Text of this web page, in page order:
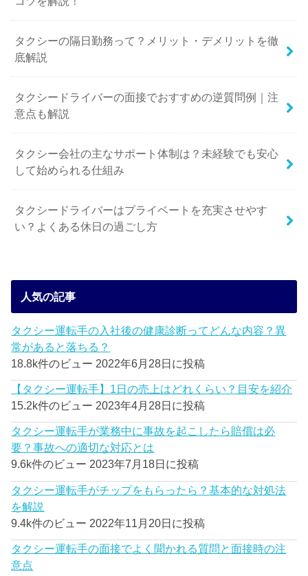
タクシーの隔日勤務って？メリット・デメリットを徹
底解説
タクシードライバーの面接でおすすめの逆質問例｜注
意点も解説
タクシー会社の主なサポート体制は？未経験でも安心
して始められる仕組み
タクシードライバーはプライベートを充実させやす
い？よくある休日の過ごし方
人気の記事
タクシー運転手の入社後の健康診断ってどんな内容？異
常があると落ちる？
18.8k件のビュー 2022年6月28日に投稿
【タクシー運転手】1日の売上はどれくらい？目安を紹介
15.2k件のビュー 2023年4月28日に投稿
タクシー運転手が業務中に事故を起こしたら賠償は必
要？事故への適切な対応とは
9.6k件のビュー 2023年7月18日に投稿
タクシー運転手がチップをもらったら？基本的な対処法
を解説
9.4k件のビュー 2022年11月20日に投稿
タクシー運転手の面接でよく聞かれる質問と面接時の注
意点